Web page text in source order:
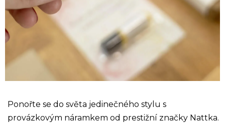
Ponořte se do světa jedinečného stylu s
provázkovým náramkem od prestižní značky Nattka.